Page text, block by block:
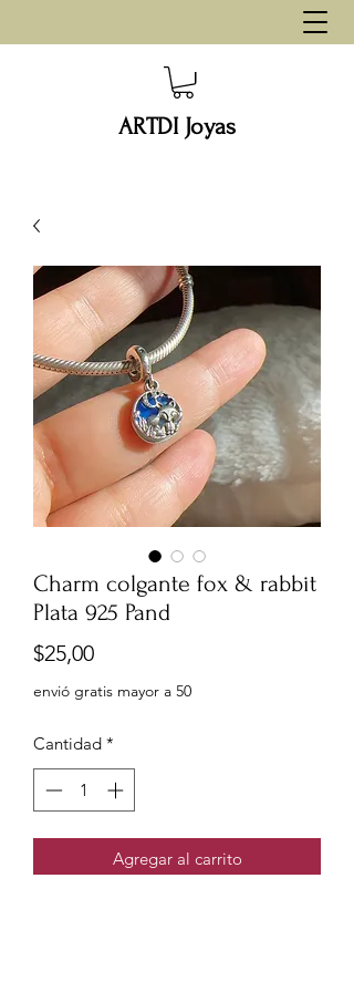
ARTDI Joyas
Charm colgante fox & rabbit
Plata 925 Pand
$25,00Precio
envió gratis mayor a 50
Cantidad *
Agregar al carrito